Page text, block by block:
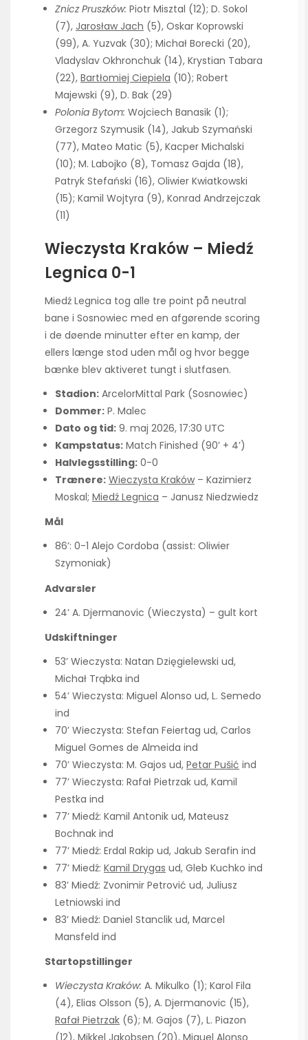
Znicz Pruszków: Piotr Misztal (12); D. Sokol
(7), Jarosław Jach (5), Oskar Koprowski
(99), A. Yuzvak (30); Michał Borecki (20),
Vladyslav Okhronchuk (14), Krystian Tabara
(22), Bartłomiej Ciepiela (10); Robert
Majewski (9), D. Bak (29)
Polonia Bytom: Wojciech Banasik (1);
Grzegorz Szymusik (14), Jakub Szymański
(77), Mateo Matic (5), Kacper Michalski
(10); M. Labojko (8), Tomasz Gajda (18),
Patryk Stefański (16), Oliwier Kwiatkowski
(15); Kamil Wojtyra (9), Konrad Andrzejczak
(11)
Wieczysta Kraków – Miedź
Legnica 0-1
Miedź Legnica tog alle tre point på neutral
bane i Sosnowiec med en afgørende scoring
i de døende minutter efter en kamp, der
ellers længe stod uden mål og hvor begge
bænke blev aktiveret tungt i slutfasen.
Stadion: ArcelorMittal Park (Sosnowiec)
Dommer: P. Malec
Dato og tid: 9. maj 2026, 17:30 UTC
Kampstatus: Match Finished (90’ + 4’)
Halvlegsstilling: 0-0
Trænere: Wieczysta Kraków – Kazimierz
Moskal; Miedź Legnica – Janusz Niedzwiedz
Mål
86’: 0-1 Alejo Cordoba (assist: Oliwier
Szymoniak)
Advarsler
24’ A. Djermanovic (Wieczysta) – gult kort
Udskiftninger
53’ Wieczysta: Natan Dzięgielewski ud,
Michał Trąbka ind
54’ Wieczysta: Miguel Alonso ud, L. Semedo
ind
70’ Wieczysta: Stefan Feiertag ud, Carlos
Miguel Gomes de Almeida ind
70’ Wieczysta: M. Gajos ud, Petar Pušić ind
77’ Wieczysta: Rafał Pietrzak ud, Kamil
Pestka ind
77’ Miedź: Kamil Antonik ud, Mateusz
Bochnak ind
77’ Miedź: Erdal Rakip ud, Jakub Serafin ind
77’ Miedź: Kamil Drygas ud, Gleb Kuchko ind
83’ Miedź: Zvonimir Petrović ud, Juliusz
Letniowski ind
83’ Miedź: Daniel Stanclik ud, Marcel
Mansfeld ind
Startopstillinger
Wieczysta Kraków: A. Mikulko (1); Karol Fila
(4), Elias Olsson (5), A. Djermanovic (15),
Rafał Pietrzak (6); M. Gajos (7), L. Piazon
(12), Mikkel Jakobsen (20), Miguel Alonso